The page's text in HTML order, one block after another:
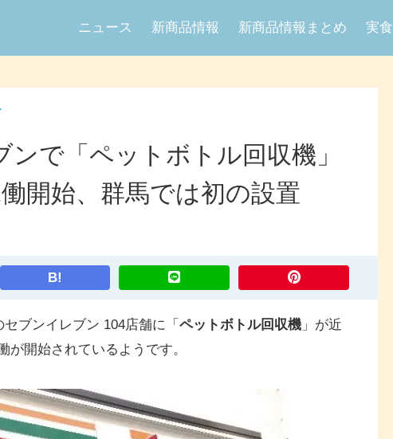
ニュース 新商品情報 新商品情報まとめ 実
で「ペットボトル回収機」
開始、群馬では初の設置
B!
ブンイレブン 104店舗に「 ペットボトル回収機 」が近
が開始されているようです。